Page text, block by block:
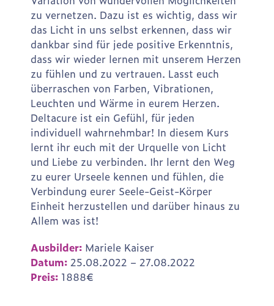
zu vernetzen. Dazu ist es wichtig, dass wir
das Licht in uns selbst erkennen, dass wir
dankbar sind für jede positive Erkenntnis,
dass wir wieder lernen mit unserem Herzen
zu fühlen und zu vertrauen. Lasst euch
überraschen von Farben, Vibrationen,
Leuchten und Wärme in eurem Herzen.
Deltacure ist ein Gefühl, für jeden
individuell wahrnehmbar! In diesem Kurs
lernt ihr euch mit der Urquelle von Licht
und Liebe zu verbinden. Ihr lernt den Weg
zu eurer Urseele kennen und fühlen, die
Verbindung eurer Seele-Geist-Körper
Einheit herzustellen und darüber hinaus zu
Allem was ist!
Ausbilder: Mariele Kaiser
Datum: 25.08.2022 – 27.08.2022
Preis: 1888€